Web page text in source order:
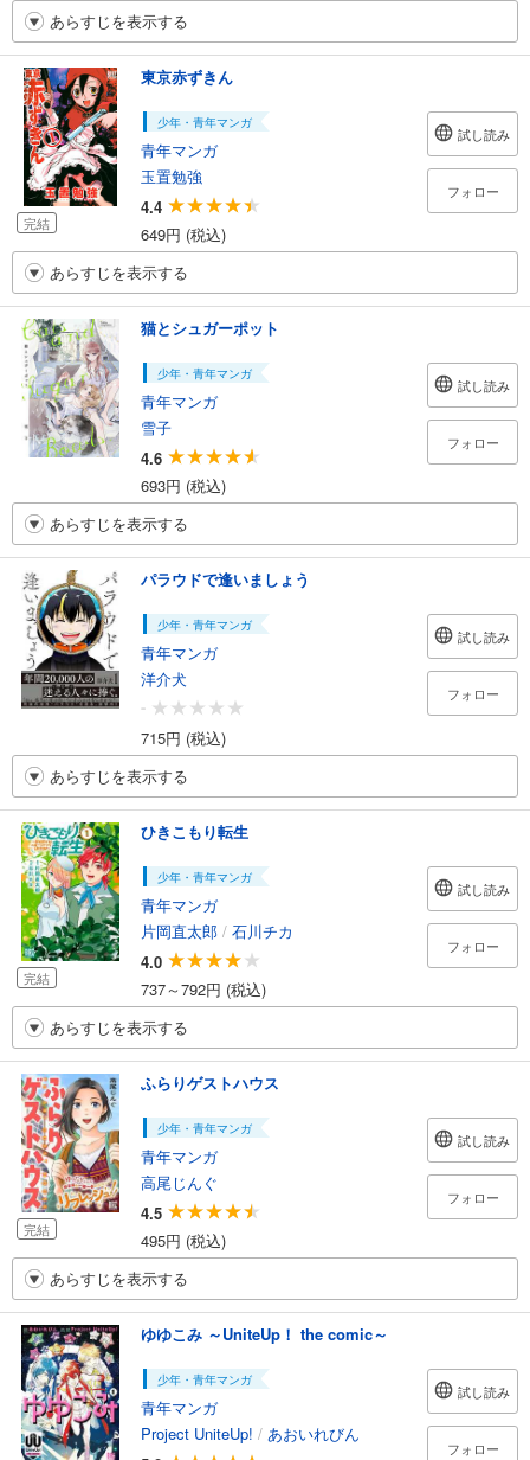
あらすじを表示する
完結
東京赤ずきん
少年・青年マンガ
青年マンガ
玉置勉強
4.4
649円 (税込)
試し読み
フォロー
あらすじを表示する
猫とシュガーポット
少年・青年マンガ
青年マンガ
雪子
4.6
693円 (税込)
試し読み
フォロー
あらすじを表示する
パラウドで逢いましょう
少年・青年マンガ
青年マンガ
洋介犬
-
715円 (税込)
試し読み
フォロー
あらすじを表示する
完結
ひきこもり転生
少年・青年マンガ
青年マンガ
片岡直太郎 / 石川チカ
4.0
737～792円 (税込)
試し読み
フォロー
あらすじを表示する
完結
ふらりゲストハウス
少年・青年マンガ
青年マンガ
高尾じんぐ
4.5
495円 (税込)
試し読み
フォロー
あらすじを表示する
ゆゆこみ ～UniteUp！ the comic～
少年・青年マンガ
青年マンガ
Project UniteUp! / あおいれびん
試し読み
フォロー